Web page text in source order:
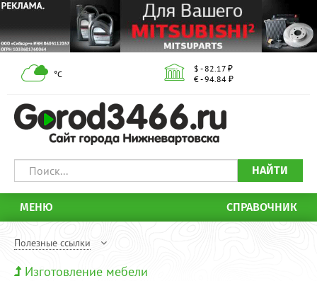
°С
$ - 82.17 ₽
€ - 94.84 ₽
НАЙТИ
МЕНЮ СПРАВОЧНИК
Полезные ссылки
Изготовление мебели